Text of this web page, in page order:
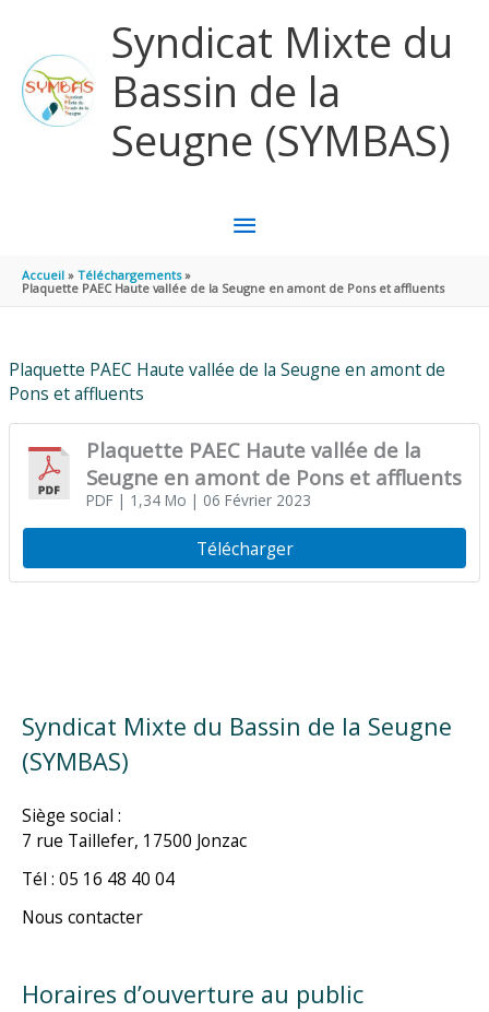
Syndicat Mixte du
Bassin de la
Seugne (SYMBAS)
MENU
PRINCIPAL
Accueil
Téléchargements
Plaquette PAEC Haute vallée de la Seugne en amont de Pons et affluents
Plaquette PAEC Haute vallée de la Seugne en amont de
Pons et affluents
Plaquette PAEC Haute vallée de la
Seugne en amont de Pons et affluents
PDF| 1,34 Mo | 06 Février 2023
Télécharger
Syndicat Mixte du Bassin de la Seugne
(SYMBAS)
Siège social :
7 rue Taillefer, 17500 Jonzac
Tél : 05 16 48 40 04
Nous contacter
Horaires d’ouverture au public